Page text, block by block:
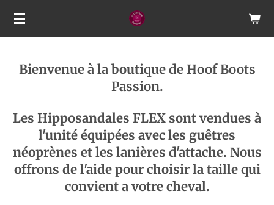
Passer
principal
Bienvenue à la boutique de Hoof Boots
Passion.
Les Hipposandales FLEX sont vendues à
l'unité équipées avec les guêtres
néoprènes et les lanières d'attache. Nous
offrons de l'aide pour choisir la taille qui
convient a votre cheval.